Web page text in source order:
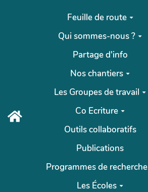
Aller au contenu principal
Feuille de route
Qui sommes-nous ?
Partage d'info
Nos chantiers
Les Groupes de travail
Co Ecriture
Outils collaboratifs
Publications
Programmes de recherche
Les Écoles